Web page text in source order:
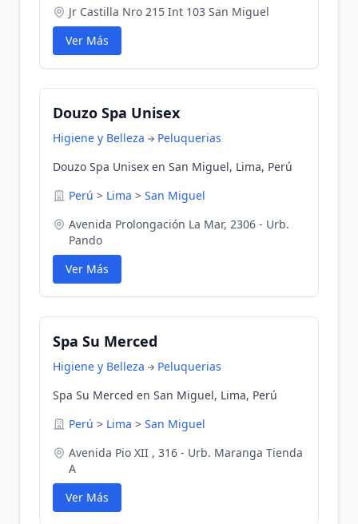
Jr Castilla Nro 215 Int 103 San Miguel
Ver Más
Douzo Spa Unisex
Higiene y Belleza
Peluquerias
Douzo Spa Unisex en San Miguel, Lima, Perú
Perú > Lima > San Miguel
Avenida Prolongación La Mar, 2306 - Urb.
Pando
Ver Más
Spa Su Merced
Higiene y Belleza
Peluquerias
Spa Su Merced en San Miguel, Lima, Perú
Perú > Lima > San Miguel
Avenida Pio XII , 316 - Urb. Maranga Tienda
A
Ver Más